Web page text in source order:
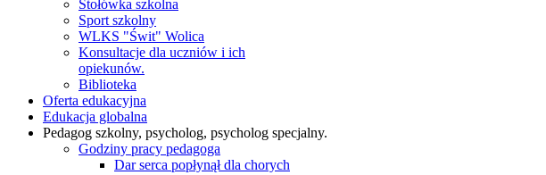
Stołówka szkolna
Sport szkolny
WLKS "Świt" Wolica
Konsultacje dla uczniów i ich
opiekunów.
Biblioteka
Oferta edukacyjna
Edukacja globalna
Pedagog szkolny, psycholog, psycholog specjalny.
Godziny pracy pedagoga
Dar serca popłynął dla chorych